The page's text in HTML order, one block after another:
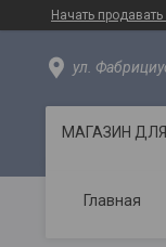
Начать
ул.
МАГАЗИН
Главная